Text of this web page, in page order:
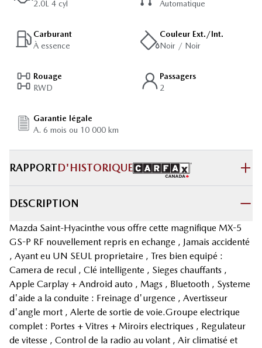
2.0L 4 cyl
Automatique
Carburant
À essence
Couleur Ext./Int.
Noir / Noir
Rouage
RWD
Passagers
2
Garantie légale
A. 6 mois ou 10 000 km
RAPPORTD'HISTORIQUE
DESCRIPTION
Mazda Saint-Hyacinthe vous offre cette magnifique MX-5
GS-P RF nouvellement repris en echange , Jamais accidenté
, Ayant eu UN SEUL proprietaire , Tres bien equipé :
Camera de recul , Clé intelligente , Sieges chauffants ,
Apple Carplay + Android auto , Mags , Bluetooth , Systeme
d'aide a la conduite : Freinage d'urgence , Avertisseur
d'angle mort , Alerte de sortie de voie.Groupe electrique
complet : Portes + Vitres + Miroirs electriques , Regulateur
de vitesse , Control de la radio au volant , Air climatisé et